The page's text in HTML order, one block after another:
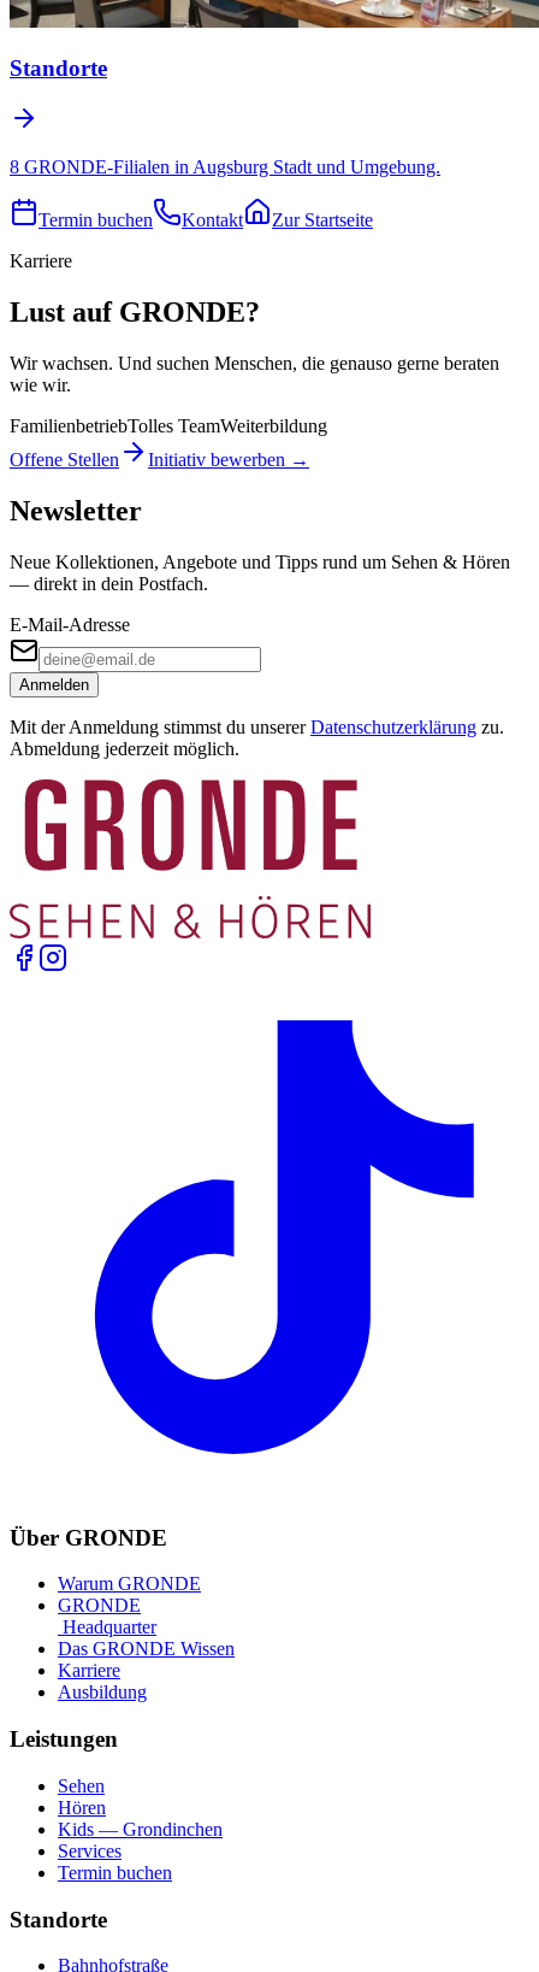
Standorte
8 GRONDE-Filialen in Augsburg Stadt und Umgebung.
Termin buchen Kontakt
Zur Startseite
Karriere
Lust auf GRONDE?
Wir wachsen. Und suchen Menschen, die genauso gerne beraten
wie wir.
FamilienbetriebTolles TeamWeiterbildung
Offene Stellen
Initiativ bewerben →
Newsletter
Neue Kollektionen, Angebote und Tipps rund um Sehen & Hören
— direkt in dein Postfach.
E-Mail-Adresse
Anmelden
Mit der Anmeldung stimmst du unserer Datenschutzerklärung zu.
Abmeldung jederzeit möglich.
Über GRONDE
Warum GRONDE
GRONDE
Headquarter
Das GRONDE Wissen
Karriere
Ausbildung
Leistungen
Sehen
Hören
Kids — Grondinchen
Services
Termin buchen
Standorte
Bahnhofstraße